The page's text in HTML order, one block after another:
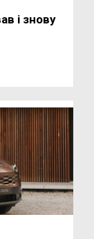
і знову